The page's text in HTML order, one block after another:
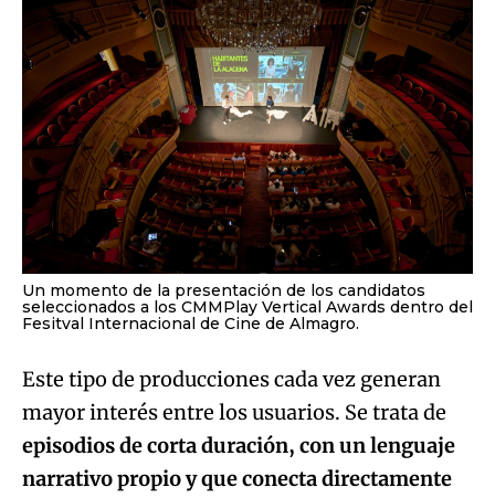
Un momento de la presentación de los candidatos
seleccionados a los CMMPlay Vertical Awards dentro del
Fesitval Internacional de Cine de Almagro.
Este tipo de producciones cada vez generan
mayor interés entre los usuarios. Se trata de
episodios de corta duración, con un lenguaje
narrativo propio y que conecta directamente